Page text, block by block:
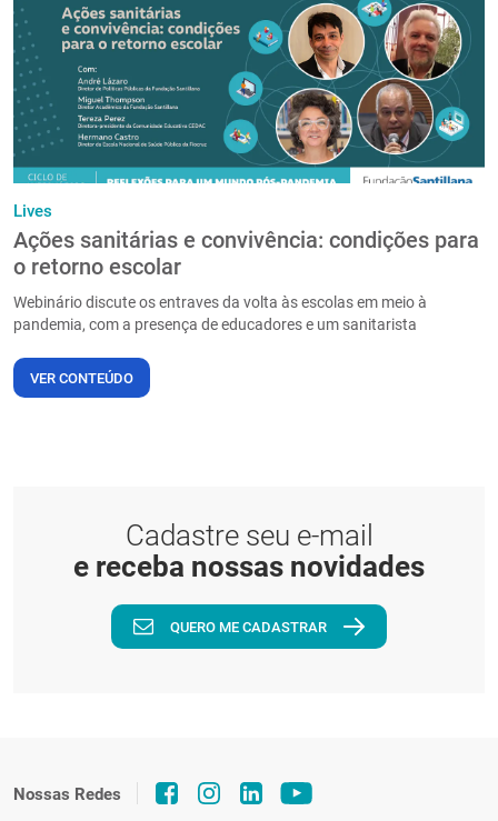
PT
Lives
Ações sanitárias e convivência: condições para
o retorno escolar
Webinário discute os entraves da volta às escolas em meio à
pandemia, com a presença de educadores e um sanitarista
VER CONTEÚDO
Cadastre seu e-mail
e receba nossas novidades
QUERO ME CADASTRAR
Nossas Redes